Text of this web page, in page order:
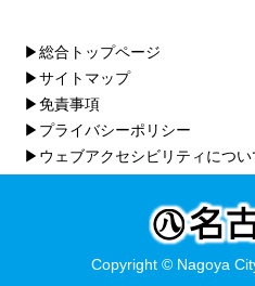
▶総合トップページ
▶サイトマップ
▶免責事項
▶プライバシーポリシー
▶ウェブアクセシビリティについ
Copyright © Nagoya